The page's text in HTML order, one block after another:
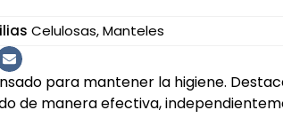
Celulosas,Manteles
para mantener la higiene.
de manera efectiva,